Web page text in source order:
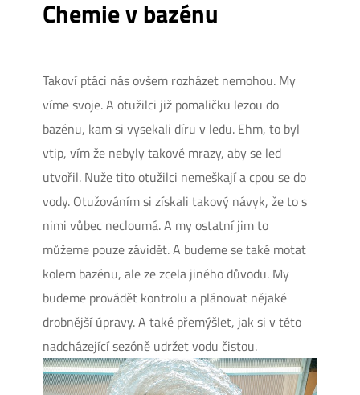
Chemie v bazénu
Takoví ptáci nás ovšem rozházet nemohou. My
víme svoje. A otužilci již pomaličku lezou do
bazénu, kam si vysekali díru v ledu. Ehm, to byl
vtip, vím že nebyly takové mrazy, aby se led
utvořil. Nuže tito otužilci nemeškají a cpou se do
vody. Otužováním si získali takový návyk, že to s
nimi vůbec necloumá. A my ostatní jim to
můžeme pouze závidět. A budeme se také motat
kolem bazénu, ale ze zcela jiného důvodu. My
budeme provádět kontrolu a plánovat nějaké
drobnější úpravy. A také přemýšlet, jak si v této
nadcházející sezóně udržet vodu čistou.